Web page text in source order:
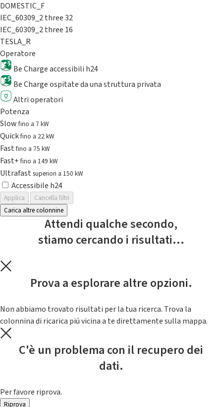
DOMESTIC_F
IEC_60309_2 three 32
IEC_60309_2 three 16
TESLA_R
Operatore
Be Charge accessibili h24
Be Charge ospitate da una struttura privata
Altri operatori
Potenza
Slowfino a 7 kW
Quickfino a 22 kW
Fastfino a 75 kW
Fast+fino a 149 kW
Ultrafast superiori a 150 kW
Accessibile h24
Applica
Cancella filtri
Carica altre colonnine
Attendi qualche secondo,
stiamo cercando i risultati...
Prova a esplorare altre opzioni.
Non abbiamo trovato risultati per la tua ricerca. Trova la
colonnina di ricarica piú vicina a te direttamente sulla mappa.
C'è un problema con il recupero dei
dati.
Per favore riprova.
Riprova